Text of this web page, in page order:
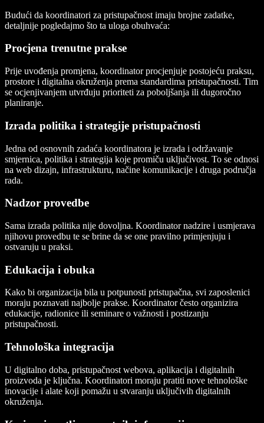
Budući da koordinatori za pristupačnost imaju brojne zadatke,
detaljnije pogledajmo što ta uloga obuhvaća:
Procjena trenutne prakse
Prije uvođenja promjena, koordinator procjenjuje postojeću praksu,
prostore i digitalna okruženja prema standardima pristupačnosti. Tim
se ocjenjivanjem utvrđuju prioriteti za poboljšanja ili dugoročno
planiranje.
Izrada politika i strategije pristupačnosti
Jedna od osnovnih zadaća koordinatora je izrada i održavanje
smjernica, politika i strategija koje promiču uključivost. To se odnosi
na web dizajn, infrastrukturu, načine komunikacije i druga područja
rada.
Nadzor provedbe
Sama izrada politika nije dovoljna. Koordinator nadzire i usmjerava
njihovu provedbu te se brine da se one pravilno primjenjuju i
ostvaruju u praksi.
Edukacija i obuka
Kako bi organizacija bila u potpunosti pristupačna, svi zaposlenici
moraju poznavati najbolje prakse. Koordinator često organizira
edukacije, radionice ili seminare o važnosti i postizanju
pristupačnosti.
Tehnološka integracija
U digitalno doba, pristupačnost webova, aplikacija i digitalnih
proizvoda je ključna. Koordinatori moraju pratiti nove tehnološke
inovacije i alate koji pomažu u stvaranju uključivih digitalnih
okruženja.